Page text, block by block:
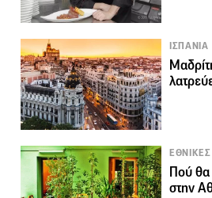
ΙΣΠΑΝΙΑ
Πού θα
στην